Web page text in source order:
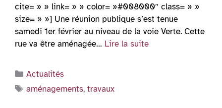
cite= » » link= » » color= »#008000″ class= » »
size= » »] Une réunion publique s’est tenue
samedi 1er février au niveau de la voie Verte. Cette
rue va être aménagée… Lire la suite
Catégories
Actualités
Étiquettes
aménagements,travaux